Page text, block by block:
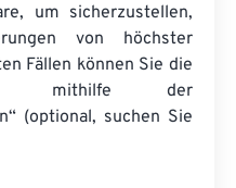
um sicherzustellen,
von höchster
Fällen können Sie die
mithilfe der
(optional, suchen Sie